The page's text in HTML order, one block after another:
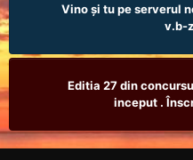
Vino și tu pe serverul
v.b-
Editia 27 din
inceput .